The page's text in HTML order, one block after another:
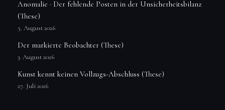
Anomalie · Der fehlende Posten in der Unsicherheitsbilanz
(These)
5. August 2026
Der markierte Beobachter (These)
3. August 2026
Kunst kennt keinen Vollzugs-Abschluss (These)
27. Juli 2026